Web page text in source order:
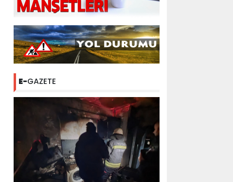
E-GAZETE